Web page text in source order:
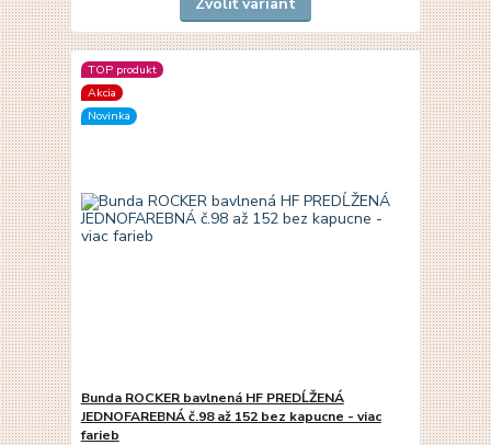
TOP produkt
Akcia
Novinka
Bunda ROCKER bavlnená HF PREDĹŽENÁ
JEDNOFAREBNÁ č.98 až 152 bez kapucne - viac
farieb